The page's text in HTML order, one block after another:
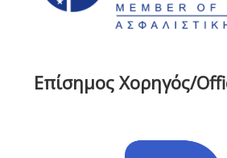
Επίσημος Χορηγός/